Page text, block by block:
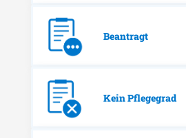
Beantragt
Kein Pflegegrad